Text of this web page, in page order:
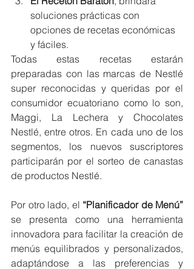
soluciones prácticas con
opciones de recetas económicas
y fáciles.
Todas estas recetas estarán
preparadas con las marcas de Nestlé
super reconocidas y queridas por el
consumidor ecuatoriano como lo son,
Maggi, La Lechera y Chocolates
Nestlé, entre otros. En cada uno de los
segmentos, los nuevos suscriptores
participarán por el sorteo de canastas
de productos Nestlé.
Por otro lado, el “Planificador de Menú”
se presenta como una herramienta
innovadora para facilitar la creación de
menús equilibrados y personalizados,
adaptándose a las preferencias y